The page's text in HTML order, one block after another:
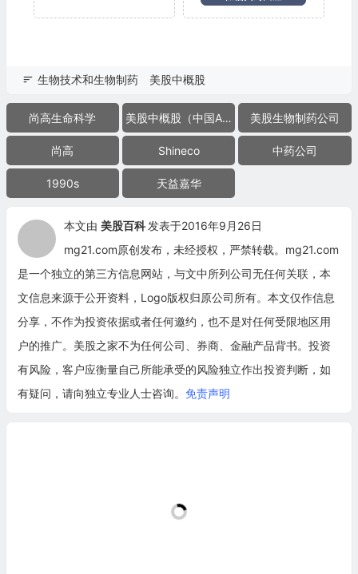
生物技术和生物制药 美股中概股
尚高生命科学 美股中概股（中国ADR） 美股生物制药公司
尚高 Shineco 中药公司
1990s 天益嘉华
本文由 美股百科 发表于2016年9月26日
mg21.com原创发布，未经授权，严禁转载。mg21.com
是一个独立的第三方信息网站，与文中所列公司无任何关联，本
文信息来源于公开资料，Logo版权归原公司所有。本文仅作信息
分享，不作为投资依据或者任何邀约，也不是对任何受限地区用
户的推广。美股之家不为任何公司、券商、金融产品背书。投资
有风险，客户应衡量自己所能承受的风险独立作出投资判断，如
有疑问，请向独立专业人士咨询。 免责声明